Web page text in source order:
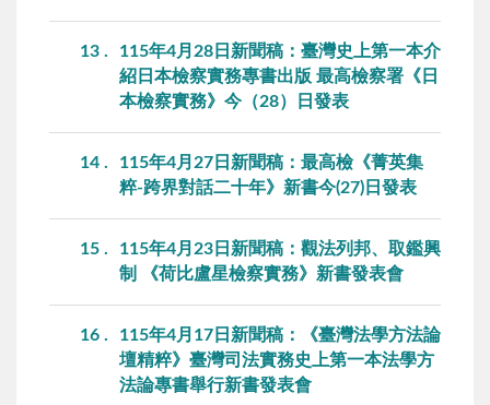
13
115年4月28日新聞稿：臺灣史上第一本介
紹日本檢察實務專書出版 最高檢察署《日
本檢察實務》今（28）日發表
14
115年4月27日新聞稿：最高檢《菁英集
粹-跨界對話二十年》新書今(27)日發表
15
115年4月23日新聞稿：觀法列邦、取鑑興
制 《荷比盧星檢察實務》新書發表會
16
115年4月17日新聞稿：《臺灣法學方法論
壇精粹》臺灣司法實務史上第一本法學方
法論專書舉行新書發表會